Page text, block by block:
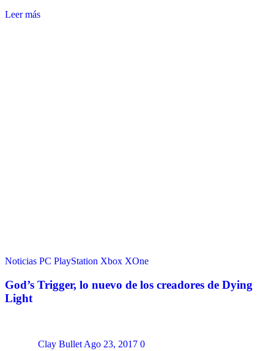
Leer más
Noticias PC PlayStation Xbox XOne
God’s Trigger, lo nuevo de los creadores de Dying
Light
Clay Bullet Ago 23, 2017 0